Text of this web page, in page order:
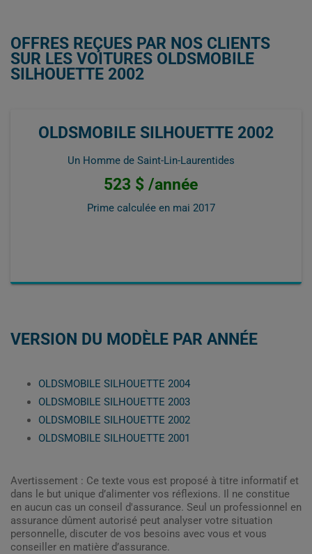
OFFRES REÇUES PAR NOS CLIENTS
SUR LES VOITURES OLDSMOBILE
SILHOUETTE 2002
OLDSMOBILE SILHOUETTE 2002
Un Homme de Saint-Lin-Laurentides
523 $ /année
Prime calculée en mai 2017
VERSION DU MODÈLE PAR ANNÉE
OLDSMOBILE SILHOUETTE 2004
OLDSMOBILE SILHOUETTE 2003
OLDSMOBILE SILHOUETTE 2002
OLDSMOBILE SILHOUETTE 2001
Avertissement : Ce texte vous est proposé à titre informatif et
dans le but unique d’alimenter vos réflexions. Il ne constitue
en aucun cas un conseil d'assurance. Seul un professionnel en
assurance dûment autorisé peut analyser votre situation
personnelle, discuter de vos besoins avec vous et vous
conseiller en matière d’assurance.